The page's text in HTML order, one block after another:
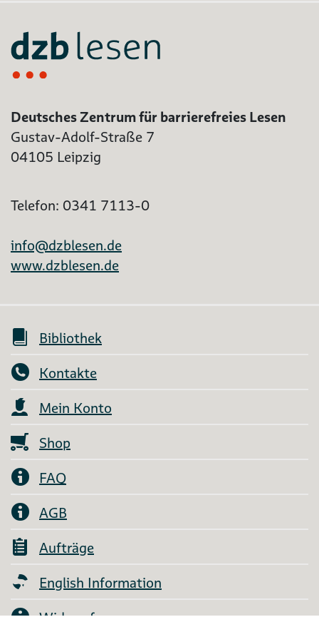
Deutsches Zentrum für barrierefreies Lesen
Gustav-Adolf-Straße 7
04105 Leipzig
Telefon: 0341 7113-0
info@dzblesen.de
www.dzblesen.de
Bibliothek
Kontakte
Mein Konto
Shop
FAQ
AGB
Aufträge
English Information